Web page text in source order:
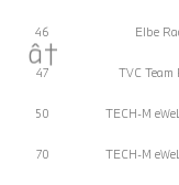
46 Elbe
47 TVC Team
50 TECH-M
70 TECH-M